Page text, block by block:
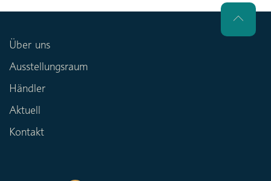
Über uns
Ausstellungsraum
Händler
Aktuell
Kontakt